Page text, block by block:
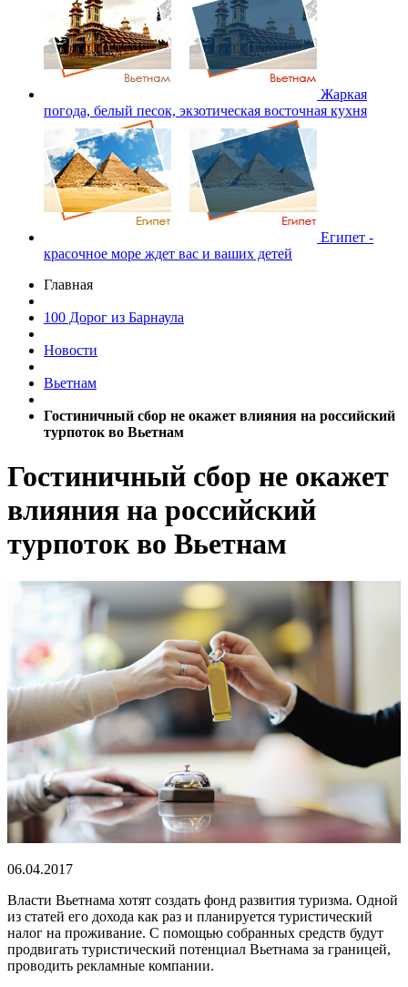
Жаркая
погода, белый песок, экзотическая восточная кухня
Египет -
красочное море ждет вас и ваших детей
Главная
100 Дорог из Барнаула
Новости
Вьетнам
Гостиничный сбор не окажет влияния на российский
турпоток во Вьетнам
Гостиничный сбор не окажет
влияния на российский
турпоток во Вьетнам
06.04.2017
Власти Вьетнама хотят создать фонд развития туризма. Одной
из статей его дохода как раз и планируется туристический
налог на проживание. С помощью собранных средств будут
продвигать туристический потенциал Вьетнама за границей,
проводить рекламные компании.